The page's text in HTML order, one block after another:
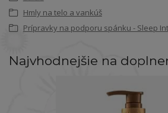
Hmly na telo a vankúš
Prípravky na podporu spánku - Sleep
Najvhodnejšie na